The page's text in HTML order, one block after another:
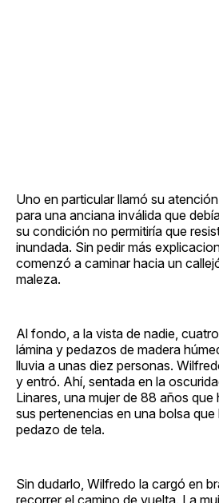
Uno en particular llamó su
para una anciana inválida que
su condición no permitiría que
inundada. Sin pedir más
comenzó a caminar hacia un
maleza.
Al fondo, a la vista de nadie,
lámina y pedazos de madera
lluvia a unas diez personas.
y entró. Ahí, sentada en la
Linares, una mujer de 88 años
sus pertenencias en una bolsa
pedazo de tela.
Sin dudarlo, Wilfredo la cargó en
recorrer el camino de vuelta. La